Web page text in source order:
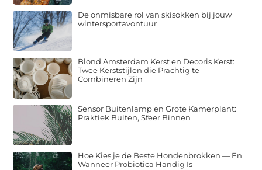
De onmisbare rol van skisokken bij jouw
wintersportavontuur
Blond Amsterdam Kerst en Decoris Kerst:
Twee Kerststijlen die Prachtig te
Combineren Zijn
Sensor Buitenlamp en Grote Kamerplant:
Praktiek Buiten, Sfeer Binnen
Hoe Kies je de Beste Hondenbrokken — En
Wanneer Probiotica Handig Is